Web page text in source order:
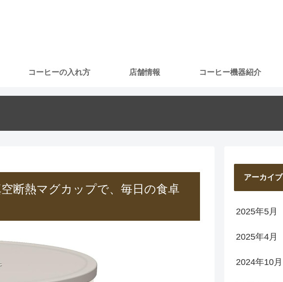
コーヒーの入れ方 店舗情報 コーヒー機器紹介
断熱マグカップで、毎日の食卓
アーカイブ
2025年5月
2025年4月
2024年10月